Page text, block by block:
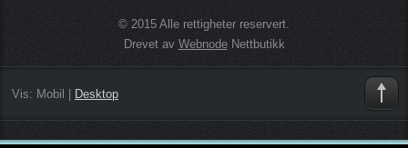
© 2015 Alle rettigheter reservert.
Drevet av WebnodeNettbutikk
Vis: Mobil Desktop